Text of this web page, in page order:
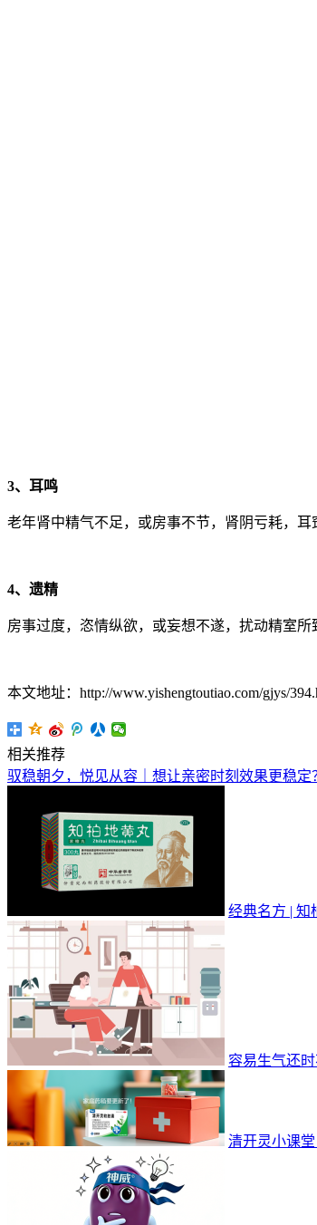
3、耳鸣
老年肾中精气不足，或房事不节，肾阴亏耗，耳
4、遗精
房事过度，恣情纵欲，或妄想不遂，扰动精室
本文地址：http://www.yishengtoutiao.com/gjys/
相关推荐
驭稳朝夕，悦见从容｜想让亲密时刻效果更稳
经典名方 | 知
容易生气还
清开灵小课